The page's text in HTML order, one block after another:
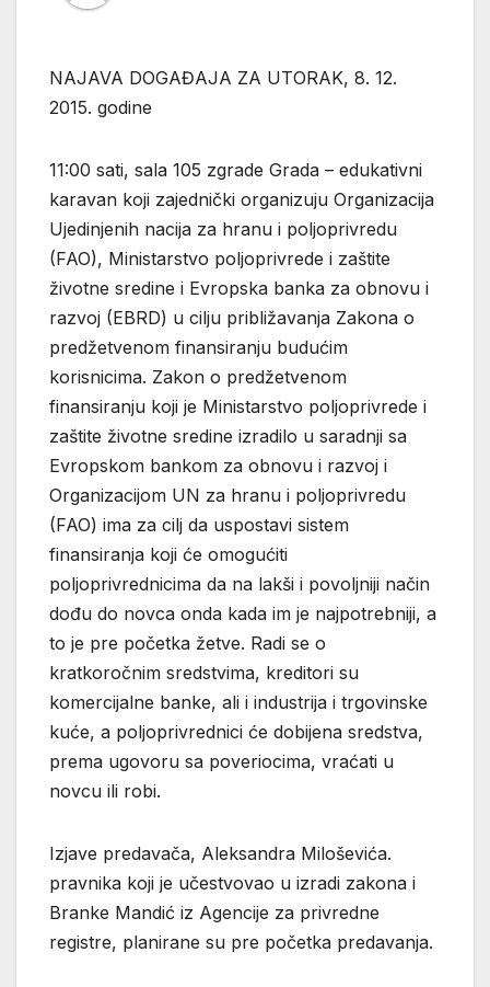
NAJAVA DOGAĐAJA ZA UTORAK, 8. 12.
2015. godine
11:00 sati, sala 105 zgrade Grada – edukativni
karavan koji zajednički organizuju Organizacija
Ujedinjenih nacija za hranu i poljoprivredu
(FAO), Ministarstvo poljoprivrede i zaštite
životne sredine i Evropska banka za obnovu i
razvoj (EBRD) u cilju približavanja Zakona o
predžetvenom finansiranju budućim
korisnicima. Zakon o predžetvenom
finansiranju koji je Ministarstvo poljoprivrede i
zaštite životne sredine izradilo u saradnji sa
Evropskom bankom za obnovu i razvoj i
Organizacijom UN za hranu i poljoprivredu
(FAO) ima za cilj da uspostavi sistem
finansiranja koji će omogućiti
poljoprivrednicima da na lakši i povoljniji način
dođu do novca onda kada im je najpotrebniji, a
to je pre početka žetve. Radi se o
kratkoročnim sredstvima, kreditori su
komercijalne banke, ali i industrija i trgovinske
kuće, a poljoprivrednici će dobijena sredstva,
prema ugovoru sa poveriocima, vraćati u
novcu ili robi.
Izjave predavača, Aleksandra Miloševića.
pravnika koji je učestvovao u izradi zakona i
Branke Mandić iz Agencije za privredne
registre, planirane su pre početka predavanja.